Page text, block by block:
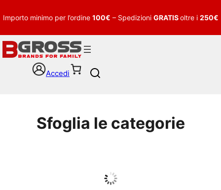
Importo minimo per l’ordine 100€ – Spedizioni GRATISoltre i 250€
Accedi
h
Sfoglia le categorie
Guarda tutto